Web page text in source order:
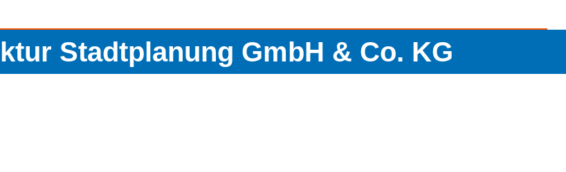
Stadtplanung GmbH & Co. KG